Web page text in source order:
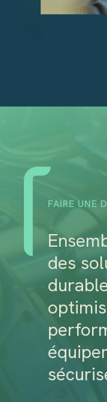
FAIRE UNE
des